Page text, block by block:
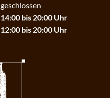
geschlossen
14:00 bis 20:00 Uhr
12:00 bis 20:00 Uhr